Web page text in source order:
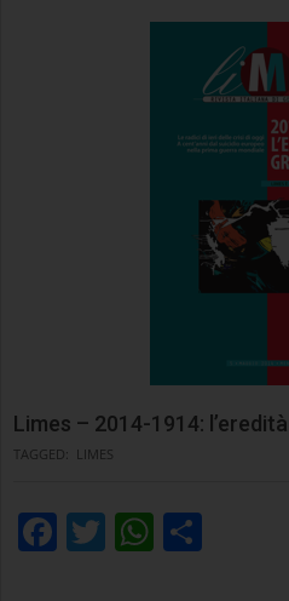
Limes – 2014-1914:
TAGGED: LIMES
Facebook
Twitter